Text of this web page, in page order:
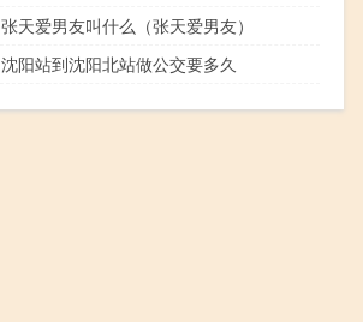
张天爱男友叫什么（张天爱男友）
沈阳站到沈阳北站做公交要多久